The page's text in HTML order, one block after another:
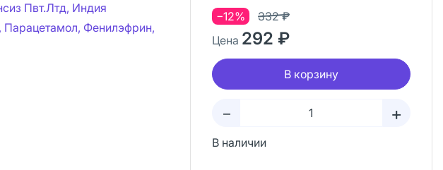
Пвт.Лтд, Индия
Парацетамол, Фенилэфрин,
−12%
332 ₽
Цена 292 ₽
В корзину
– +
В наличии